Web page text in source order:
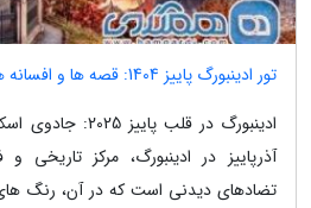
تور ادینبورگ پاییز 1404: قصه ها و افسانه ها در دل سنگ و مه
ادینبورگ در قلب
آذرپاییز در ادینبورگ، مرکز تاریخی
تضادهای دیدنی است که در آن، رنگ